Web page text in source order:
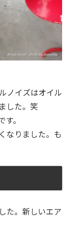
ノイズはオイル
した。笑
。
なりました。も
た。新しいエア